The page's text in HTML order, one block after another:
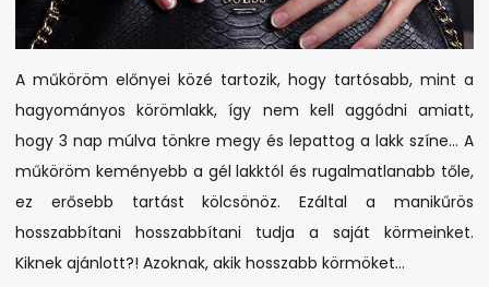
A műköröm előnyei közé tartozik, hogy tartósabb, mint a
hagyományos körömlakk, így nem kell aggódni amiatt,
hogy 3 nap múlva tönkre megy és lepattog a lakk színe… A
műköröm keményebb a gél lakktól és rugalmatlanabb tőle,
ez erősebb tartást kölcsönöz. Ezáltal a manikűrös
hosszabbítani hosszabbítani tudja a saját körmeinket.
Kiknek ajánlott?! Azoknak, akik hosszabb körmöket…